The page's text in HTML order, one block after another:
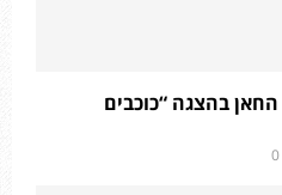
בהצגה “כוכבים
0